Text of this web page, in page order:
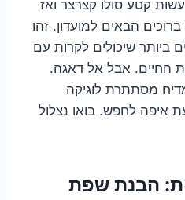
קטע סולו קצרצר ואז
הבאים למועדון. זהו
שיכולים לקרות עם
החיים. אבל אל דאגה.
מסתתרת לוגיקה
איפה לחפש. בואו נצלול
הבנת שפת